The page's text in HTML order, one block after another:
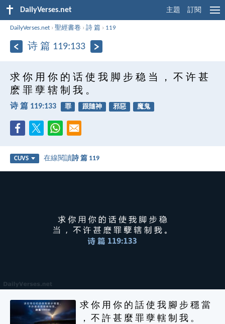
DailyVerses.net 主題 訂閱
DailyVerses.net ›聖經書卷 ›詩 篇 › 119
诗 篇 119:133
求 你 用 你 的 话 使 我 脚 步 稳 当 ， 不 许 甚
麽 罪 孽 辖 制 我 。
诗 篇 119:133 罪 跟隨神 邪惡 魔鬼
CUVS 在線閱讀詩 篇 119
求 你 用 你 的 話 使 我 腳 步 穩 當
， 不 許 甚 麼 罪 孽 轄 制 我 。